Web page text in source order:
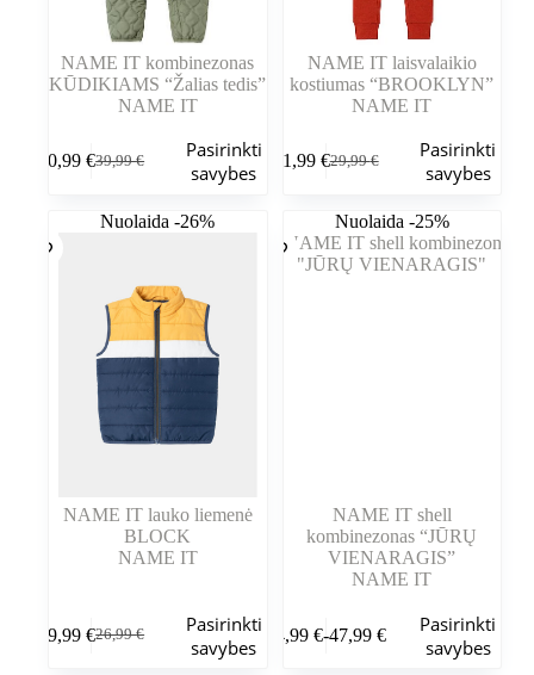
NAME IT kombinezonas
KŪDIKIAMS “Žalias tedis”
NAME IT
39,99€
Pradinė
buvo:
39,99 €.
30,99€Dabartinė
yra:
30,99 €.
Pasirinkti
savybes
produktas
variantus.
Variantus
NAME IT laisvalaikio
kostiumas “BROOKLYN”
NAME IT
29,99€
Pradinė
buvo:
29,99 €.
21,99 €Dabartinė
yra:
21,99 €.
Pasirinkti
savybes
produktas
variantus.
Variantus
Nuolaida -26%
NAME IT lauko liemenė
BLOCK
NAME IT
26,99€
Pradinė
19,99€Dabartinė
Pasirinkti
savybes
produktas
Nuolaida -25%
NAME IT shell
kombinezonas “JŪRŲ
VIENARAGIS”
NAME IT
44,99 €-47,99 €
Kainų
Pasirinkti
savybes
produktas